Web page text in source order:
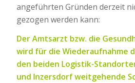
angeführten Gründen derzeit
gezogen werden kann:
Der Amtsarzt bzw. die
wird für die Wiederaufnahme
den beiden Logistik-
und Inzersdorf weitgehende